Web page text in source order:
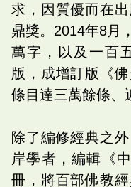
求，因質優而在
鼎獎。2014年8月
萬字，以及一百
版，成增訂版《
條目達三萬餘條、
除了編修經典之
岸學者，編輯《
冊，將百部佛教